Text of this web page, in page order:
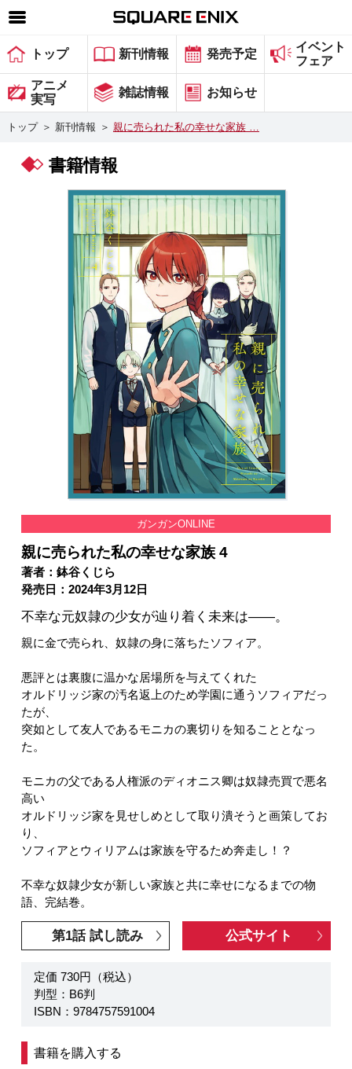
SQUARE ENIX 公式サイトメニュー
ゲーム
マガジン＆ブックス
グッズ
会社情報 採用情報
スクウェア・エニックス サイト内検索
トップ 新刊情報 発売予定
イベント
フェア
アニメ
実写
雑誌情報 お知らせ
トップ ＞ 新刊情報 ＞ 親に売られた私の幸せな家族 …
書籍情報
ガンガンONLINE
親に売られた私の幸せな家族 4
著者：鉢谷くじら
発売日：2024年3月12日
不幸な元奴隷の少女が辿り着く未来は――。
親に金で売られ、奴隷の身に落ちたソフィア。
悪評とは裏腹に温かな居場所を与えてくれた
オルドリッジ家の汚名返上のため学園に通うソフィアだっ
たが、
突如として友人であるモニカの裏切りを知ることとなっ
た。
モニカの父である人権派のディオニス卿は奴隷売買で悪名
高い
オルドリッジ家を見せしめとして取り潰そうと画策してお
り、
ソフィアとウィリアムは家族を守るため奔走し！？
不幸な奴隷少女が新しい家族と共に幸せになるまでの物
語、完結巻。
第1話 試し読み 公式サイト
定価 730円（税込）
判型：B6判
ISBN：9784757591004
書籍を購入する